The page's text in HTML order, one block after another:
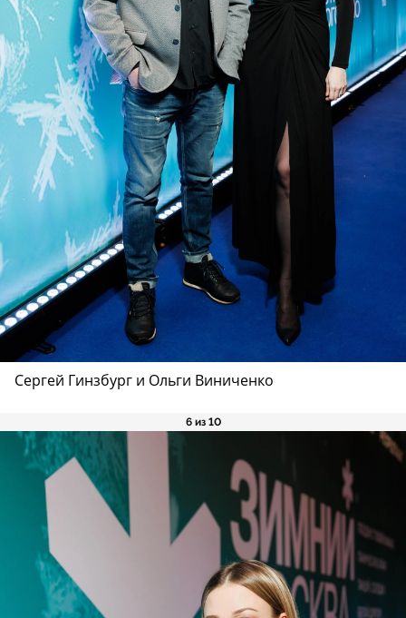
Сергей Гинзбург и Ольги Виниченко
6 из 10